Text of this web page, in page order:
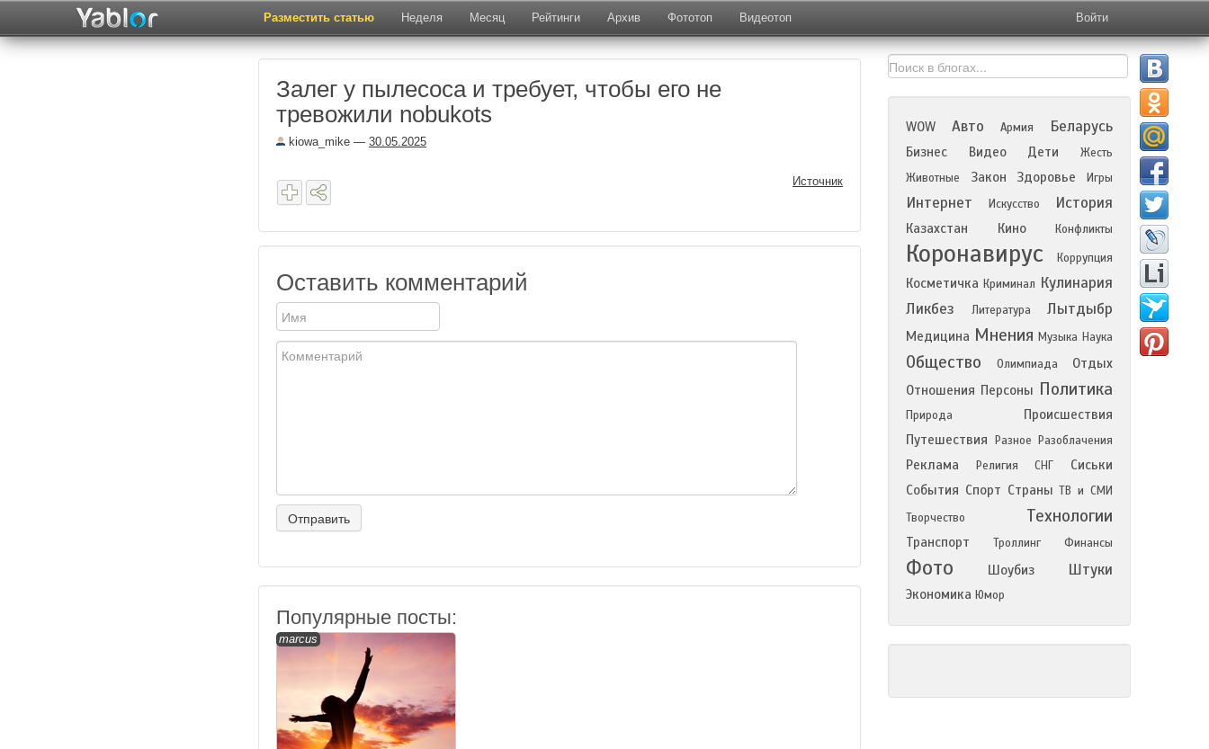
Разместить статью Неделя Месяц Рейтинги Архив Фототоп Видеотоп Войти
Залег у пылесоса и требует, чтобы его не
тревожили nobukots
kiowa_mike — 30.05.2025
Источник
Оставить комментарий
Популярные посты:
marcus
WOW Авто Армия Беларусь
Бизнес Видео Дети
Жесть
Животные
Закон Здоровье Игры
Интернет Искусство История
Казахстан Кино Конфликты
Коронавирус Коррупция
Косметичка Криминал Кулинария
Ликбез
Литература Лытдыбр
Медицина Мнения Музыка Наука
Общество Олимпиада
Отдых
Отношения Персоны Политика
Природа
Происшествия
Путешествия
Разное Разоблачения
Реклама Религия СНГ
Сиськи
События Спорт Страны ТВ и СМИ
Творчество
Технологии
Транспорт Троллинг Финансы
Фото Шоубиз Штуки
Экономика Юмор